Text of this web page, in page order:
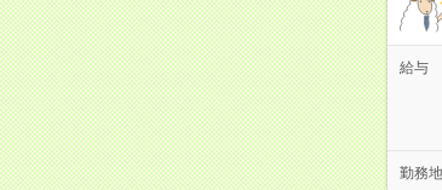
給与
勤務地